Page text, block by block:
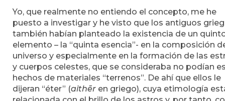
Yo, que realmente no entiendo el concepto, me he
puesto a investigar y he visto que los antiguos
también habían planteado la existencia de un
elemento – la “quinta esencia”- en la composición
universo y especialmente en la formación de las
y cuerpos celestes, que se consideraba no podían
hechos de materiales “terrenos”. De ahí que ellos le
dijeran “éter” (aithēr en griego), cuya etimología